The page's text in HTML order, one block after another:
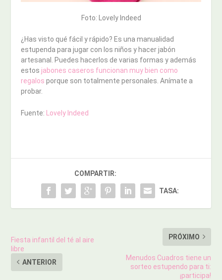
Foto: Lovely Indeed
¿Has visto qué fácil y rápido? Es una manualidad
estupenda para jugar con los niños y hacer jabón
artesanal. Puedes hacerlos de varias formas y además
estos jabones caseros funcionan muy bien como
regalos porque son totalmente personales. Anímate a
probar.
Fuente: Lovely Indeed
COMPARTIR:
TASA:
Fiesta infantil del té al aire
libre
ANTERIOR
PRÓXIMO
Menudos Cuadros tiene un
sorteo estupendo para ti:
¡participa!